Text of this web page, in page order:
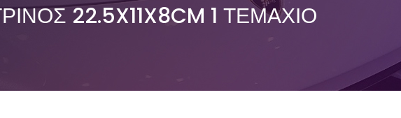
22.5X11X8CM 1 ΤΕΜΆΧΙΟ